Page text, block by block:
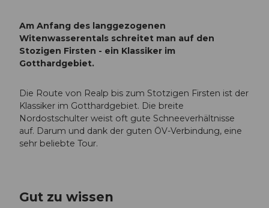
Am Anfang des langgezogenen
Witenwasserentals schreitet man auf den
Stozigen Firsten - ein Klassiker im
Gotthardgebiet.
Die Route von Realp bis zum Stotzigen Firsten ist der
Klassiker im Gotthardgebiet. Die breite
Nordostschulter weist oft gute Schneeverhältnisse
auf. Darum und dank der guten ÖV-Verbindung, eine
sehr beliebte Tour.
Gut zu wissen